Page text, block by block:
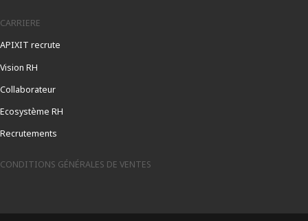
CARRIERE
APIXIT recrute
Vision RH
Collaborateur
Ecosystème RH
Recrutements
CONDITIONS GÉNÉRALES DE VENTES